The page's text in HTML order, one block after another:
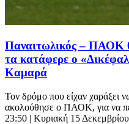
Παναιτωλικός – ΠΑΟΚ
τα κατάφερε ο
Καμαρά
Τον δρόμο που είχαν χαράξει
ακολούθησε ο ΠΑΟΚ, για να
23:50 | Κυριακή 15